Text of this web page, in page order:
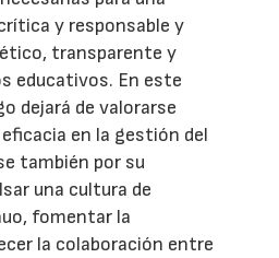
y responsable y
transparente y
educativos. En este
dejará de valorarse
en la gestión del
también por su
una cultura de
fomentar la
la colaboración entre